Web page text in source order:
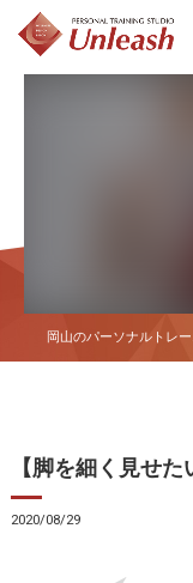
【脚を細く見せた
2020/08/29